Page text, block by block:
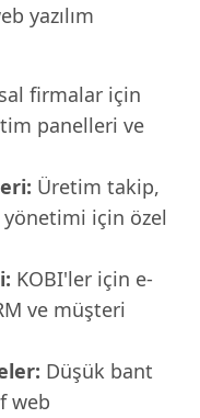
yazılım
firmalar için
panelleri ve
Üretim takip,
için özel
KOBI'ler için e-
ve müşteri
Düşük bant
web